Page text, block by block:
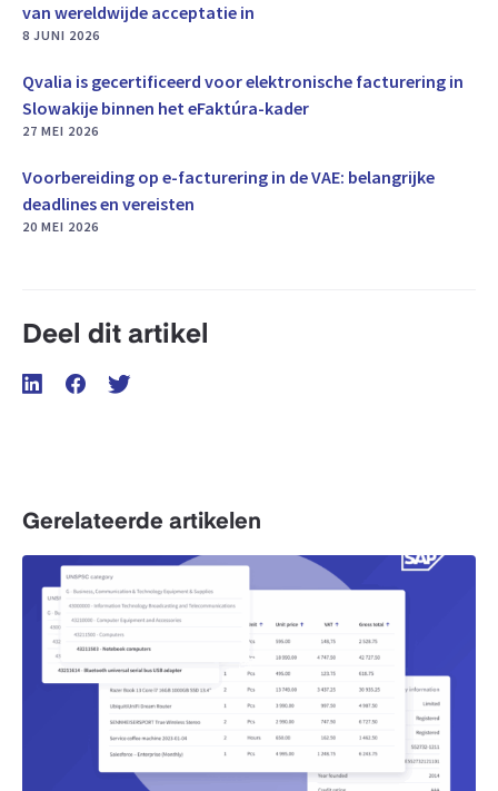
van wereldwijde acceptatie in
8 JUNI 2026
Qvalia is gecertificeerd voor elektronische facturering in
Slowakije binnen het eFaktúra-kader
27 MEI 2026
Voorbereiding op e-facturering in de VAE: belangrijke
deadlines en vereisten
20 MEI 2026
Deel dit artikel
Gerelateerde artikelen